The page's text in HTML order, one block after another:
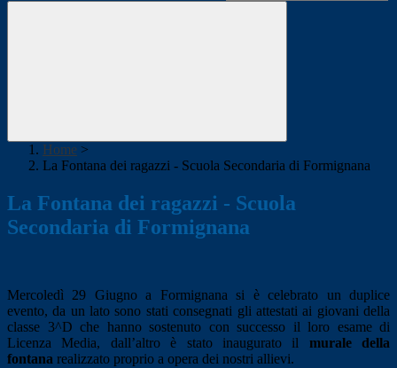
Home >
La Fontana dei ragazzi - Scuola Secondaria di Formignana
La Fontana dei ragazzi - Scuola
Secondaria di Formignana
Mercoledì 29 Giugno a Formignana si è celebrato un duplice
evento, da un lato sono stati consegnati gli attestati ai giovani della
classe 3^D che hanno sostenuto con successo il loro esame di
Licenza Media, dall’altro è stato inaugurato il murale della
fontana realizzato proprio a opera dei nostri allievi.